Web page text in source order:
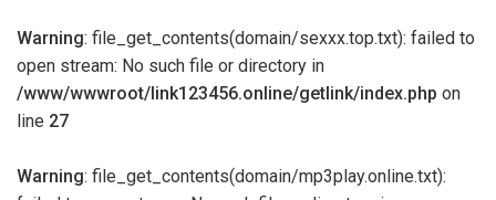
Warning: file_get_contents(domain/sexxx.top.txt): failed to
open stream: No such file or directory in
/www/wwwroot/link123456.online/getlink/index.php on
line 27
Warning: file_get_contents(domain/mp3play.online.txt):